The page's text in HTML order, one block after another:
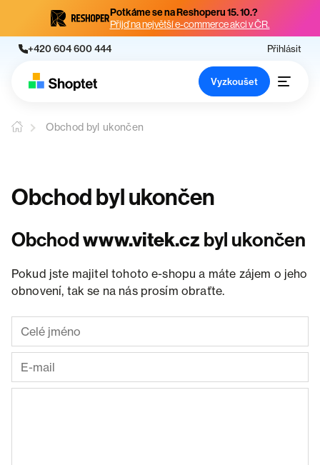
Potkáme se na Reshoperu 15. 10.?
Přijď na největší e-commerce akci v ČR.
+420 604 600 444 Přihlásit
Vyzkoušet
Obchod byl ukončen
Obchod byl ukončen
Obchodwww.vitek.cz byl ukončen
Pokud jste majitel tohoto e-shopu a máte zájem o jeho
obnovení, tak se na nás prosím obraťte.